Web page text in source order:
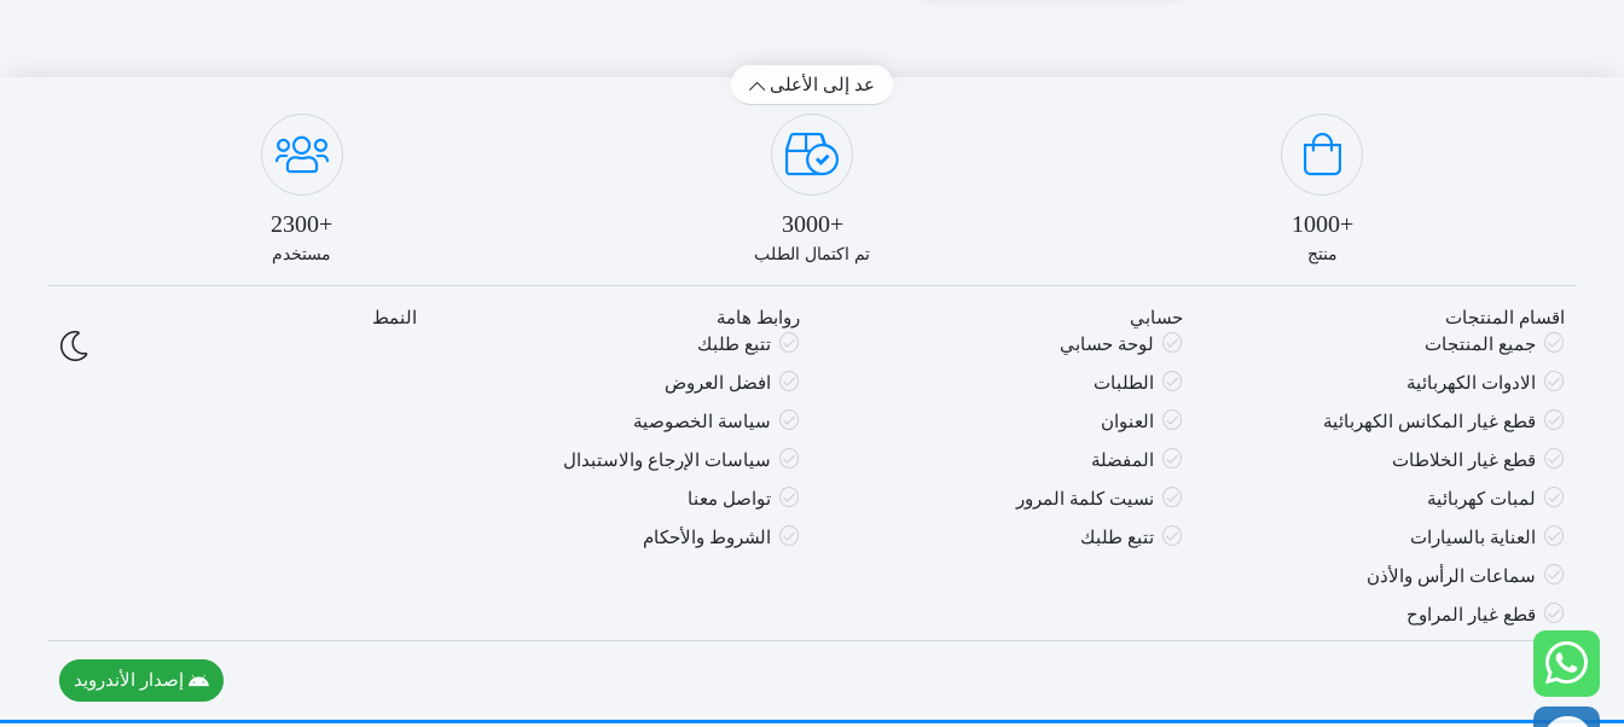
عد إلى الأعلى
+1000
منتج
+3000
تم اكتمال الطلب
+2300
مستخدم
اقسام المنتجات
جميع المنتجات
الادوات الكهربائية
قطع غيار المكانس الكهربائية
قطع غيار الخلاطات
لمبات كهربائية
العناية بالسيارات
سماعات الرأس والأذن
قطع غيار المراوح
حسابي
لوحة حسابي
الطلبات
العنوان
المفضلة
نسيت كلمة المرور
تتبع طلبك
روابط هامة
تتبع طلبك
افضل العروض
سياسة الخصوصية
سياسات الإرجاع والاستبدال
تواصل معنا
الشروط والأحكام
النمط
إصدار الأندرويد